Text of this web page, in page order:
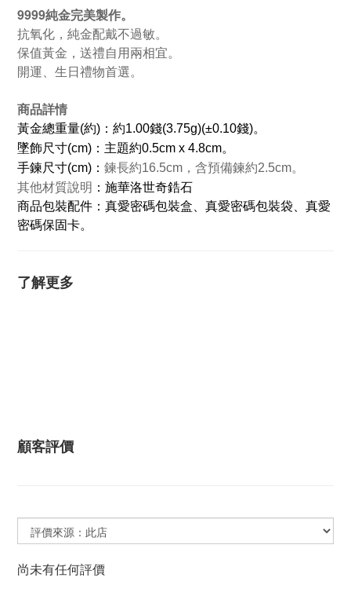
9999純金完美製作。
抗氧化，純金配戴不過敏。
保值黃金，送禮自用兩相宜。
開運、生日禮物首選。
商品詳情
黃金總重量(約)：約1.00錢(3.75g)(±0.10錢)。
墜飾尺寸(cm)：主題約0.5cm x 4.8cm。
手鍊尺寸(cm)： 鍊長約16.5cm，含預備鍊約2.5cm。
其他材質說明 ：施華洛世奇鋯石
商品包裝配件：真愛密碼包裝盒、真愛密碼包裝袋、真愛
密碼保固卡。
了解更多
顧客評價
尚未有任何評價